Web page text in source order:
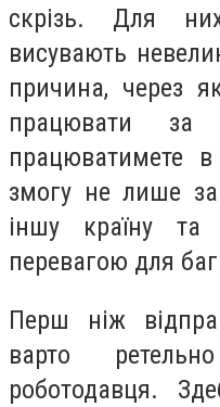
скрізь. Для
висувають
причина, через
працювати
працюватимете в
змогу не лише
іншу країну
перевагою для
Перш ніж
варто
роботодавця.